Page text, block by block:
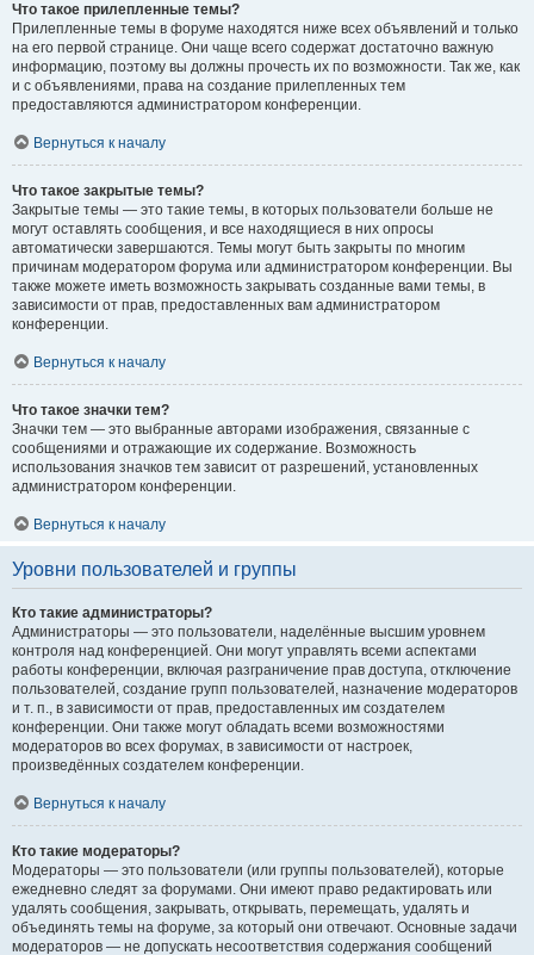
Что такое прилепленные темы?
Прилепленные темы в форуме находятся ниже всех объявлений и только
на его первой странице. Они чаще всего содержат достаточно важную
информацию, поэтому вы должны прочесть их по возможности. Так же, как
и с объявлениями, права на создание прилепленных тем
предоставляются администратором конференции.
Вернуться к началу
Что такое закрытые темы?
Закрытые темы — это такие темы, в которых пользователи больше не
могут оставлять сообщения, и все находящиеся в них опросы
автоматически завершаются. Темы могут быть закрыты по многим
причинам модератором форума или администратором конференции. Вы
также можете иметь возможность закрывать созданные вами темы, в
зависимости от прав, предоставленных вам администратором
конференции.
Вернуться к началу
Что такое значки тем?
Значки тем — это выбранные авторами изображения, связанные с
сообщениями и отражающие их содержание. Возможность
использования значков тем зависит от разрешений, установленных
администратором конференции.
Вернуться к началу
Уровни пользователей и группы
Кто такие администраторы?
Администраторы — это пользователи, наделённые высшим уровнем
контроля над конференцией. Они могут управлять всеми аспектами
работы конференции, включая разграничение прав доступа, отключение
пользователей, создание групп пользователей, назначение модераторов
и т. п., в зависимости от прав, предоставленных им создателем
конференции. Они также могут обладать всеми возможностями
модераторов во всех форумах, в зависимости от настроек,
произведённых создателем конференции.
Вернуться к началу
Кто такие модераторы?
Модераторы — это пользователи (или группы пользователей), которые
ежедневно следят за форумами. Они имеют право редактировать или
удалять сообщения, закрывать, открывать, перемещать, удалять и
объединять темы на форуме, за который они отвечают. Основные задачи
модераторов — не допускать несоответствия содержания сообщений